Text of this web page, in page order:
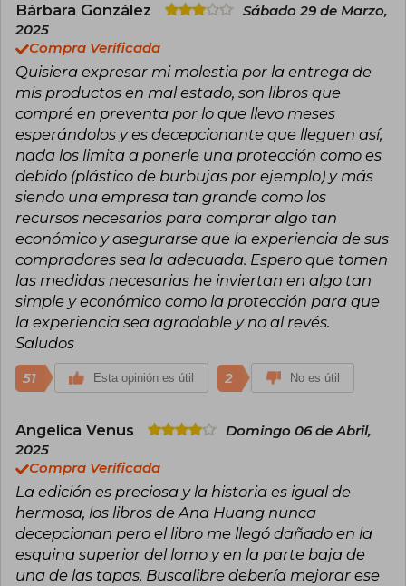
Bárbara González
Sábado 29 de Marzo,
2025
Compra Verificada
Quisiera expresar mi molestia por la entrega de
mis productos en mal estado, son libros que
compré en preventa por lo que llevo meses
esperándolos y es decepcionante que lleguen así,
nada los limita a ponerle una protección como es
debido (plástico de burbujas por ejemplo) y más
siendo una empresa tan grande como los
recursos necesarios para comprar algo tan
económico y asegurarse que la experiencia de sus
compradores sea la adecuada. Espero que tomen
las medidas necesarias he inviertan en algo tan
simple y económico como la protección para que
la experiencia sea agradable y no al revés.
Saludos
51 Esta opinión es útil 2 No es útil
Angelica Venus
Domingo 06 de Abril,
2025
Compra Verificada
La edición es preciosa y la historia es igual de
hermosa, los libros de Ana Huang nunca
decepcionan pero el libro me llegó dañado en la
esquina superior del lomo y en la parte baja de
una de las tapas, Buscalibre debería mejorar ese